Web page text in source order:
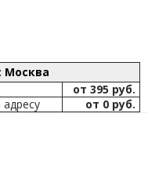
Москва
от 395 руб.
от 0 руб.